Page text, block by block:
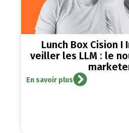
Lunch Box Cision
veiller les LLM : le
En savoir plus